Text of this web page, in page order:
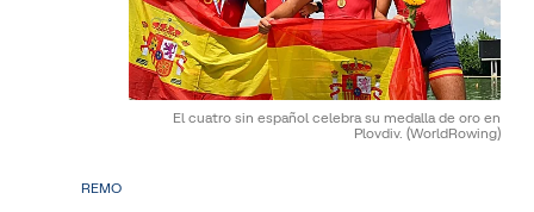
El cuatro sin español celebra su medalla de oro en
Plovdiv. (WorldRowing)
REMO